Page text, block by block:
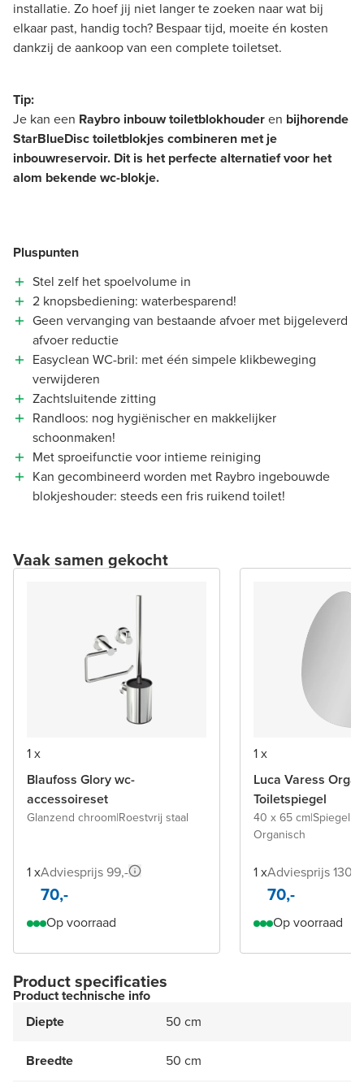
installatie. Zo hoef jij niet langer te zoeken naar wat bij
elkaar past, handig toch? Bespaar tijd, moeite én kosten
dankzij de aankoop van een complete toiletset.
Tip:
Je kan een Raybro inbouw toiletblokhouderen bijhorende
StarBlueDisc toiletblokjes combineren met je
inbouwreservoir. Dit is het perfecte alternatief voor het
alom bekende wc-blokje.
Pluspunten
Stel zelf het spoelvolume in
2 knopsbediening: waterbesparend!
Geen vervanging van bestaande afvoer met bijgeleverd
afvoer reductie
Easyclean WC-bril: met één simpele klikbeweging
verwijderen
Zachtsluitende zitting
Randloos: nog hygiënischer en makkelijker
schoonmaken!
Met sproeifunctie voor intieme reiniging
Kan gecombineerd worden met Raybro ingebouwde
blokjeshouder: steeds een fris ruikend toilet!
Vaak samen gekocht
1 x
Blaufoss Glory wc-
accessoireset
Glanzend chroom|Roestvrij staal
1 xAdviesprijs 99,-
70,-
Op voorraad
1 x
Luca Varess
Toiletspiegel
40 x 65 cm|Spiegel
Organisch
1 xAdviesprijs 130,-
70,-
Op voorraad
Product specificaties
Product technische info
Diepte
50 cm
Breedte 50 cm